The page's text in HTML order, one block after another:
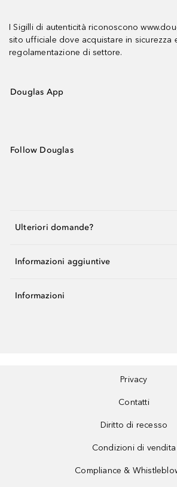
I Sigilli di autenticità riconoscono
sito ufficiale dove acquistare in sicurezza
regolamentazione di settore.
Douglas App
Follow Douglas
Ulteriori domande?
Informazioni aggiuntive
Informazioni
Privacy
Contatti
Diritto di recesso
Condizioni di vendita
Compliance &